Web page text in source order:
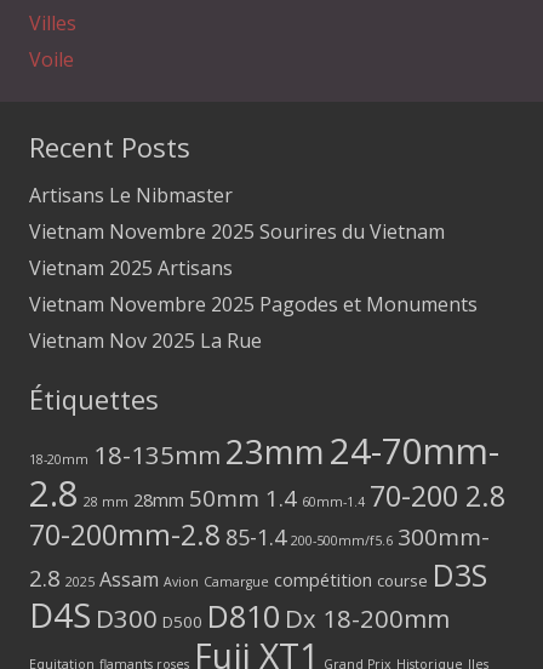
Villes
Voile
Recent Posts
Artisans Le Nibmaster
Vietnam Novembre 2025 Sourires du Vietnam
Vietnam 2025 Artisans
Vietnam Novembre 2025 Pagodes et Monuments
Vietnam Nov 2025 La Rue
Étiquettes
18-20mm 18-135mm 23mm24-70mm-
2.8 28 mm 28mm 50mm 1.4 60mm-1.4 70-200 2.8
70-200mm-2.8 85-1.4 200-500mm/f5.6 300mm-
2.8 2025 Assam Avion Camargue compétition course D3S
D4S D300 D500 D810 Dx 18-200mm
Equitation flamants roses Fuji XT1 Grand Prix Historique Iles